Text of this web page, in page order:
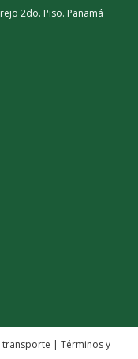
2do. Piso. Panamá
transporte | Términos y